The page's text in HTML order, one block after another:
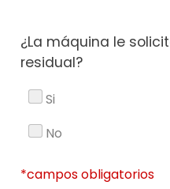
¿La máquina le
residual?
Si
No
*campos obligatorios